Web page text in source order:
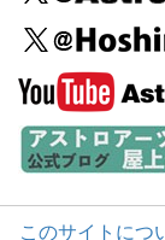
このサイトにつ